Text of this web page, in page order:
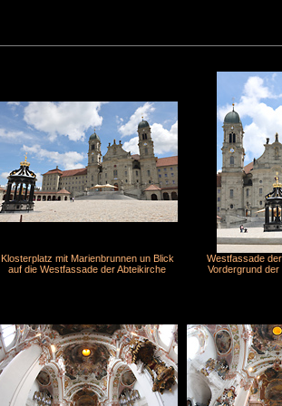
Klosterplatz mit Marienbrunnen un Blick
auf die Westfassade der Abteikirche
Westfassade
Vordergrund